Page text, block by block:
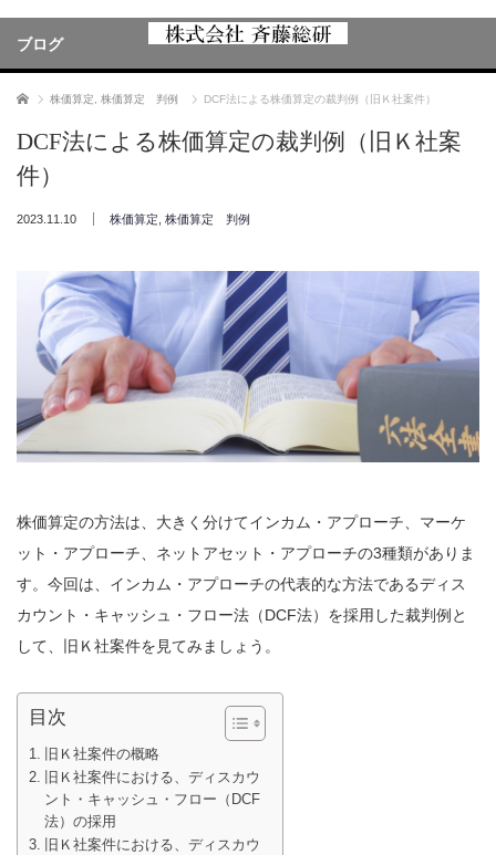
ブログ
ホーム 株価算定 株価算定 判例 DCF法による株価算定の裁判例（旧Ｋ社案件）
DCF法による株価算定の裁判例（旧Ｋ社案
件）
2023.11.10 株価算定 株価算定 判例
株価算定の方法は、大きく分けてインカム・アプローチ、マーケ
ット・アプローチ、ネットアセット・アプローチの3種類がありま
す。今回は、インカム・アプローチの代表的な方法であるディス
カウント・キャッシュ・フロー法（DCF法）を採用した裁判例と
して、旧Ｋ社案件を見てみましょう。
目次
旧Ｋ社案件の概略
旧Ｋ社案件における、ディスカウ
ント・キャッシュ・フロー（DCF
法）の採用
旧Ｋ社案件における、ディスカウ